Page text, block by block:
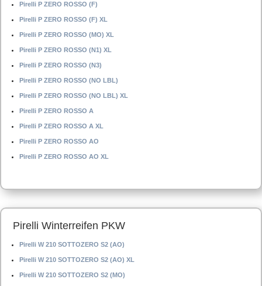
Pirelli P ZERO ROSSO (F)
Pirelli P ZERO ROSSO (F) XL
Pirelli P ZERO ROSSO (MO) XL
Pirelli P ZERO ROSSO (N1) XL
Pirelli P ZERO ROSSO (N3)
Pirelli P ZERO ROSSO (NO LBL)
Pirelli P ZERO ROSSO (NO LBL) XL
Pirelli P ZERO ROSSO A
Pirelli P ZERO ROSSO A XL
Pirelli P ZERO ROSSO AO
Pirelli P ZERO ROSSO AO XL
Pirelli Winterreifen PKW
Pirelli W 210 SOTTOZERO S2 (AO)
Pirelli W 210 SOTTOZERO S2 (AO) XL
Pirelli W 210 SOTTOZERO S2 (MO)